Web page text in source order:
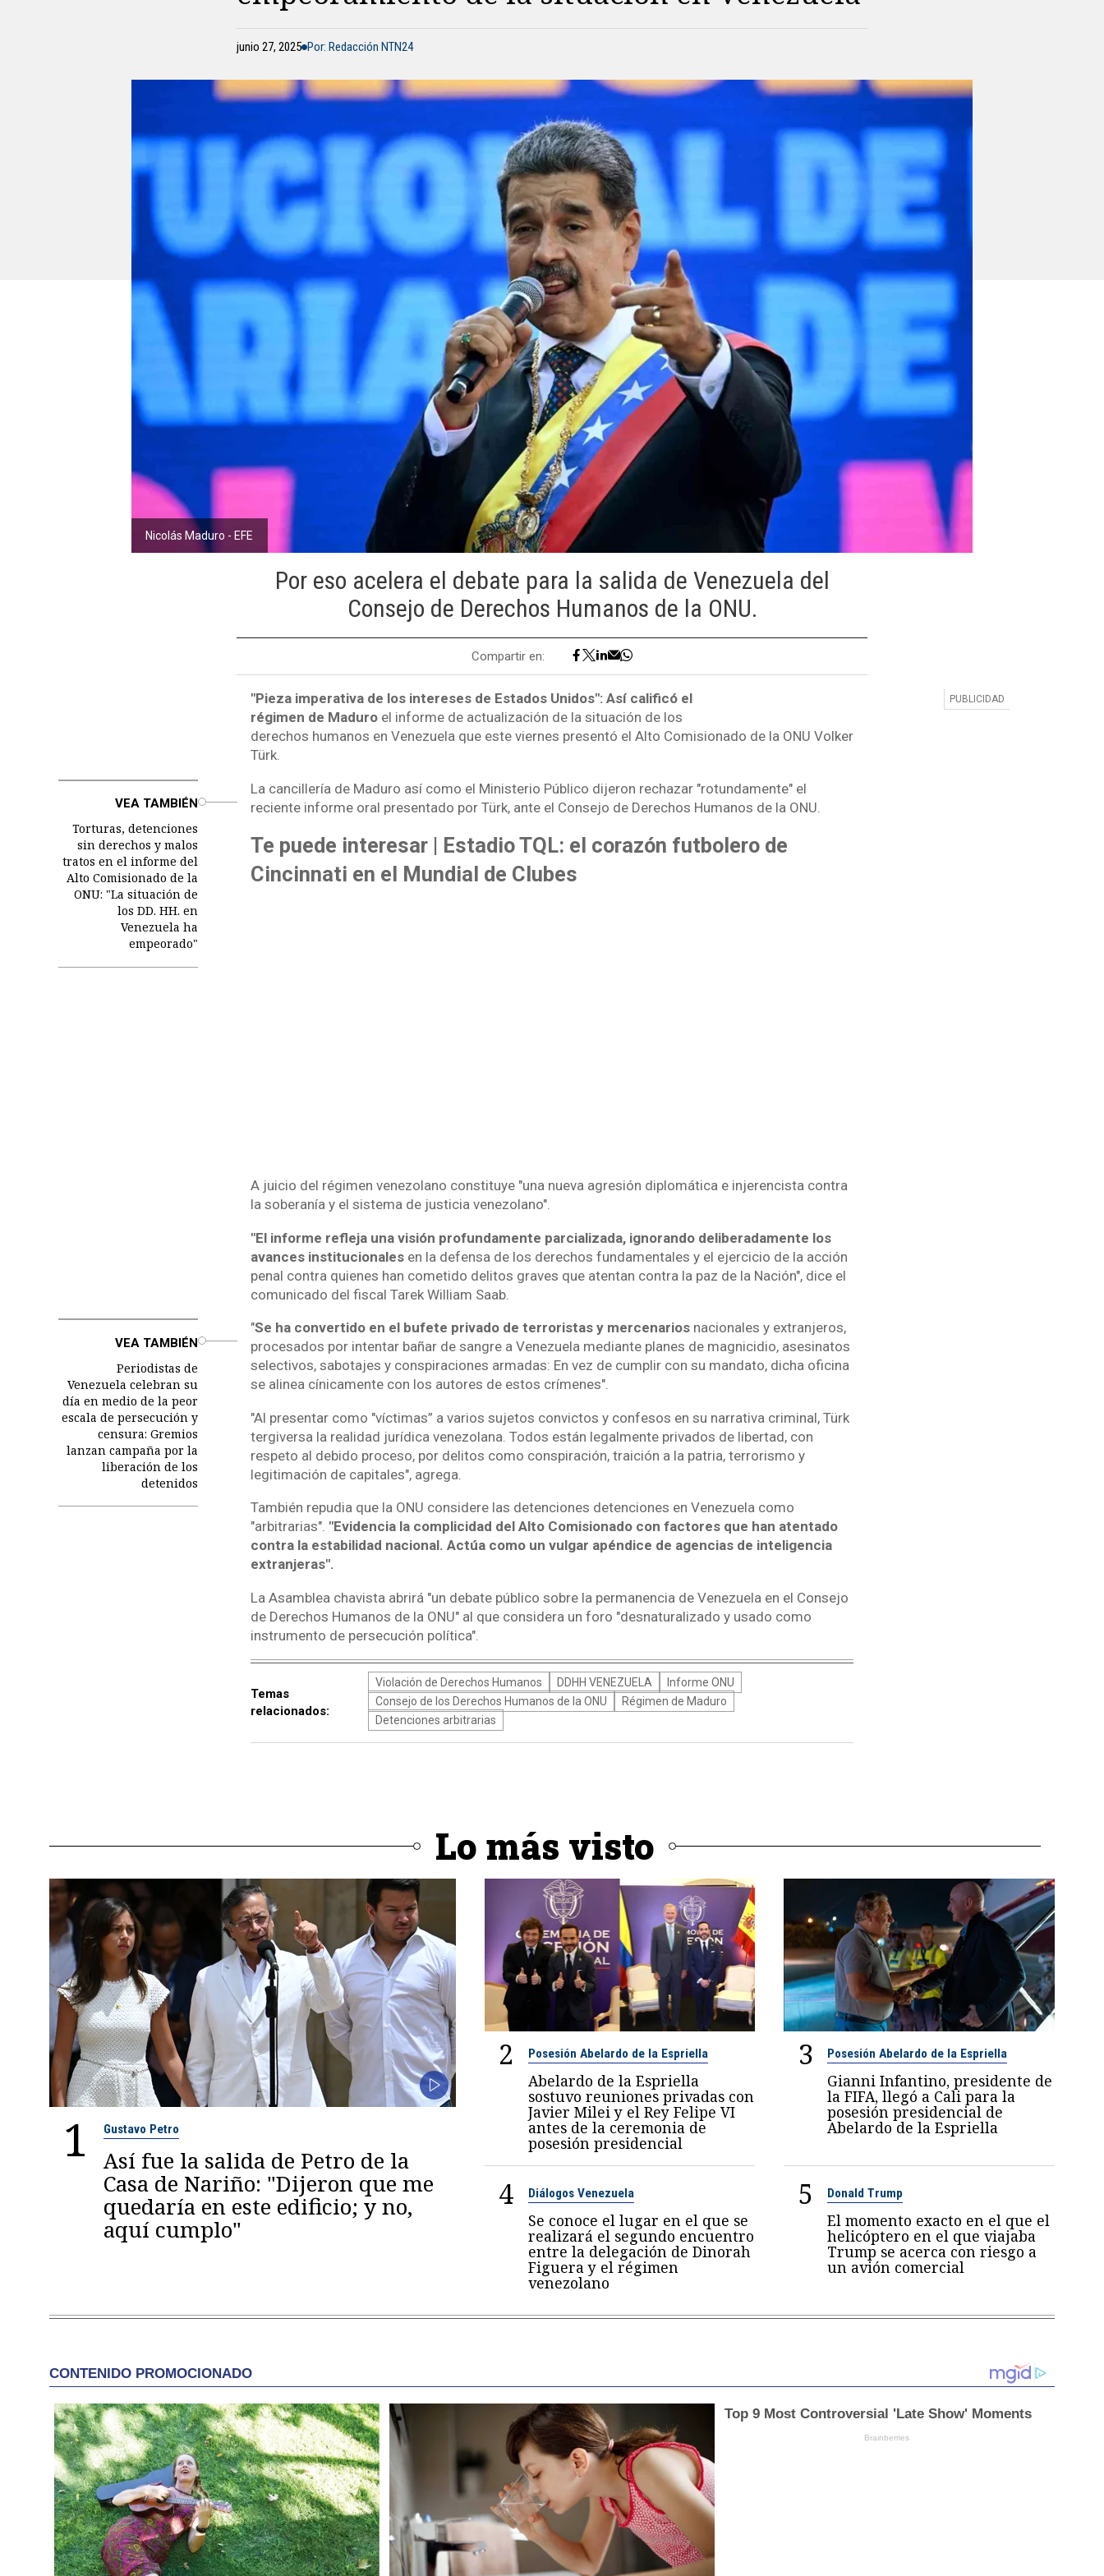
junio 27, 2025 Por: Redacción NTN24
Nicolás Maduro - EFE
Por eso acelera el debate para la salida de Venezuela del
Consejo de Derechos Humanos de la ONU.
Compartir en:
"Pieza imperativa de los intereses de Estados Unidos": Así calificó el
régimen de Maduro el informe de actualización de la situación de los
derechos humanos en Venezuela que este viernes presentó el Alto Comisionado de la ONU Volker
Türk.
VEA TAMBIÉN
Torturas, detenciones
sin derechos y malos
tratos en el informe del
Alto Comisionado de la
ONU: "La situación de
los DD. HH. en
Venezuela ha
empeorado"
La cancillería de Maduro así como el Ministerio Público dijeron rechazar "rotundamente" el
reciente informe oral presentado por Türk, ante el Consejo de Derechos Humanos de la ONU.
Te puede interesar | Estadio TQL: el corazón futbolero de
Cincinnati en el Mundial de Clubes
A juicio del régimen venezolano constituye "una nueva agresión diplomática e injerencista contra
la soberanía y el sistema de justicia venezolano".
"El informe refleja una visión profundamente parcializada, ignorando deliberadamente los
avances institucionalesen la defensa de los derechos fundamentales y el ejercicio de la acción
penal contra quienes han cometido delitos graves que atentan contra la paz de la Nación", dice el
comunicado del fiscal Tarek William Saab.
VEA TAMBIÉN
Periodistas de
Venezuela celebran su
día en medio de la peor
escala de persecución y
censura: Gremios
lanzan campaña por la
liberación de los
detenidos
"Se ha convertido en el bufete privado de terroristas y mercenariosnacionales y extranjeros,
procesados por intentar bañar de sangre a Venezuela mediante planes de magnicidio, asesinatos
selectivos, sabotajes y conspiraciones armadas: En vez de cumplir con su mandato, dicha oficina
se alinea cínicamente con los autores de estos crímenes".
"Al presentar como "víctimas” a varios sujetos convictos y confesos en su narrativa criminal, Türk
tergiversa la realidad jurídica venezolana. Todos están legalmente privados de libertad, con
respeto al debido proceso, por delitos como conspiración, traición a la patria, terrorismo y
legitimación de capitales", agrega.
También repudia que la ONU considere las detenciones detenciones en Venezuela como
"arbitrarias". "Evidencia la complicidad del Alto Comisionado con factores que han atentado
contra la estabilidad nacional. Actúa como un vulgar apéndice de agencias de inteligencia
extranjeras".
La Asamblea chavista abrirá "un debate público sobre la permanencia de Venezuela en el Consejo
de Derechos Humanos de la ONU" al que considera un foro "desnaturalizado y usado como
instrumento de persecución política".
Temas
relacionados:
Violación de Derechos Humanos DDHH VENEZUELA
Informe ONU
Consejo de los Derechos Humanos de la ONU
Régimen de Maduro
Detenciones arbitrarias
Lo más visto
1 Gustavo Petro
Así fue la salida de Petro de la
Casa de Nariño: "Dijeron que me
quedaría en este edificio; y no,
aquí cumplo"
2 Posesión Abelardo de la Espriella
Abelardo de la Espriella
sostuvo reuniones privadas con
Javier Milei y el Rey Felipe VI
antes de la ceremonia de
posesión presidencial
3 Posesión Abelardo de la Espriella
Gianni Infantino, presidente de
la FIFA, llegó a Cali para la
posesión presidencial de
Abelardo de la Espriella
4 Diálogos Venezuela
Se conoce el lugar en el que se
realizará el segundo encuentro
entre la delegación de Dinorah
Figuera y el régimen
venezolano
5 Donald Trump
El momento exacto en el que el
helicóptero en el que viajaba
Trump se acerca con riesgo a
un avión comercial